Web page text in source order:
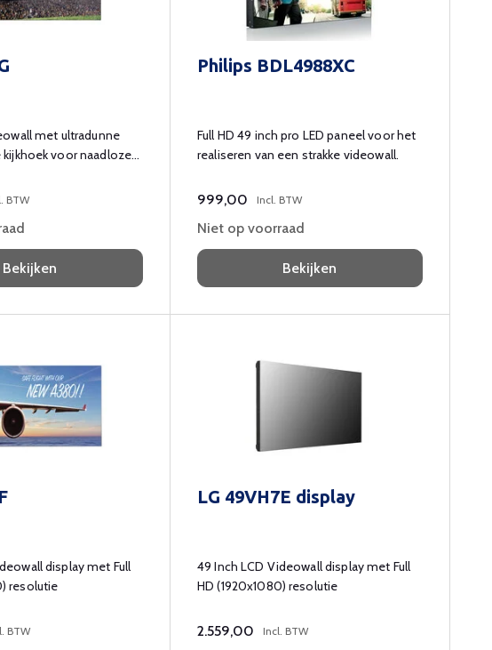
met ultradunne
voor naadloze
BTW
Bekijken
Philips BDL4988XC
Full HD 49 inch pro LED paneel voor het
realiseren van een strakke videowall.
999,00 Incl. BTW
Niet op voorraad
Bekijken
display met Full
resolutie
BTW
LG 49VH7E display
49 Inch LCD Videowall display met Full
HD (1920x1080) resolutie
2.559,00 Incl. BTW